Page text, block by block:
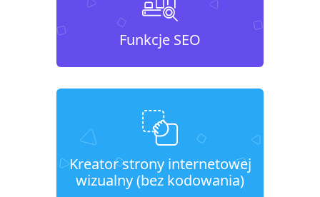
Funkcje SEO
Kreator strony internetowej
wizualny (bez kodowania)